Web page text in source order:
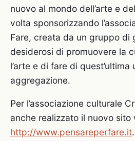
nuovo al mondo dell’arte e
volta sponsorizzando
Fare, creata da un gruppo di
desiderosi di promuovere la
l’arte e di fare di quest’ultima
aggregazione.
Per l’associazione culturale
anche realizzato il nuovo sito
http://www.pensareperfare.it.